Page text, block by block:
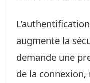
augmente la
demande une
de la